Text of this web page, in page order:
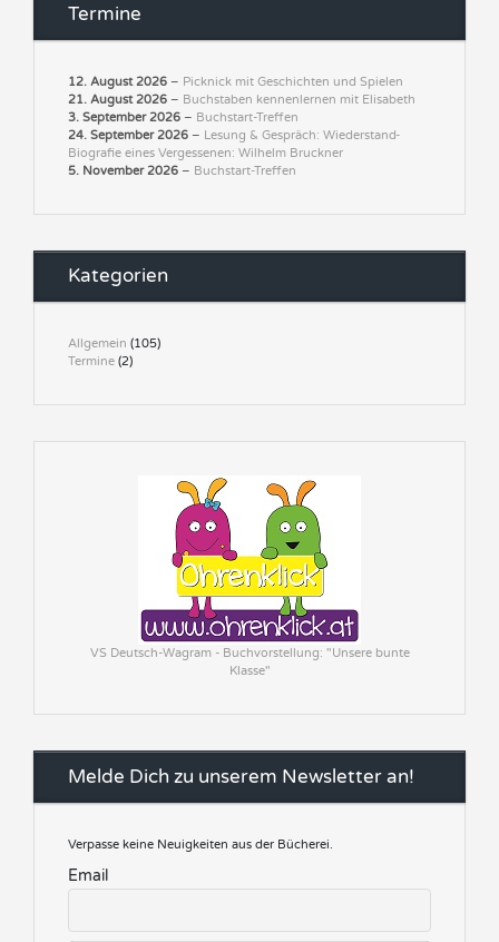
Termine
12. August 2026 – Picknick mit Geschichten und Spielen
21. August 2026 – Buchstaben kennenlernen mit Elisabeth
3. September 2026 – Buchstart-Treffen
24. September 2026 – Lesung & Gespräch: Wiederstand-
Biografie eines Vergessenen: Wilhelm Bruckner
5. November 2026 – Buchstart-Treffen
Kategorien
Allgemein (105)
Termine (2)
VS Deutsch-Wagram - Buchvorstellung: "Unsere bunte
Klasse"
Melde Dich zu unserem Newsletter an!
Verpasse keine Neuigkeiten aus der Bücherei.
Email